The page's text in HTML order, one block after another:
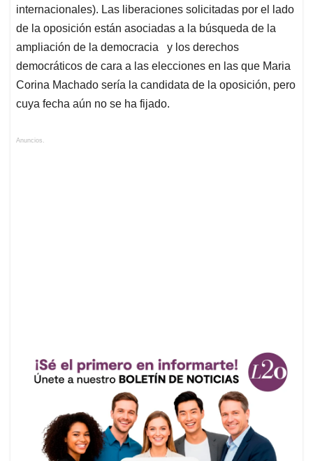
internacionales). Las liberaciones solicitadas por el lado
de la oposición están asociadas a la búsqueda de la
ampliación de la democracia y los derechos
democráticos de cara a las elecciones en las que Maria
Corina Machado sería la candidata de la oposición, pero
cuya fecha aún no se ha fijado.
Anuncios.